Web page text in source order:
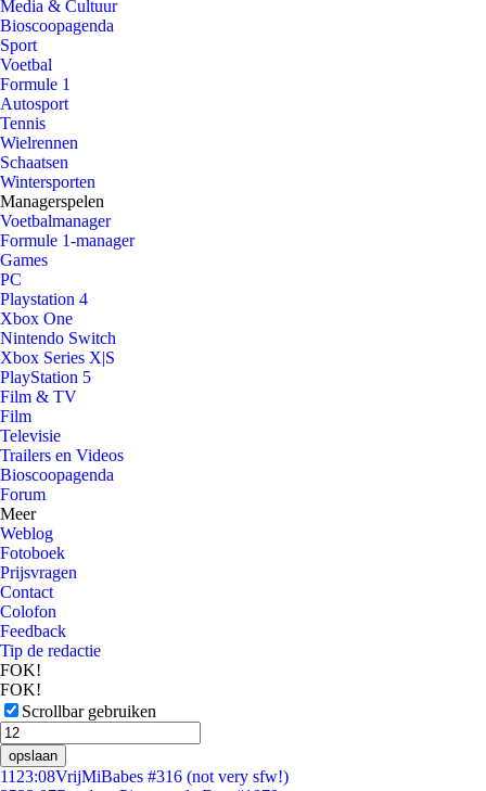
Media & Cultuur
Bioscoopagenda
Sport
Voetbal
Formule 1
Autosport
Tennis
Wielrennen
Schaatsen
Wintersporten
Managerspelen
Voetbalmanager
Formule 1-manager
Games
PC
Playstation 4
Xbox One
Nintendo Switch
Xbox Series X|S
PlayStation 5
Film & TV
Film
Televisie
Trailers en Videos
Bioscoopagenda
Forum
Meer
Weblog
Fotoboek
Prijsvragen
Contact
Colofon
Feedback
Tip de redactie
FOK!
FOK!
Scrollbar gebruiken
opslaan
11 23:08VrijMiBabes #316 (not very sfw!)